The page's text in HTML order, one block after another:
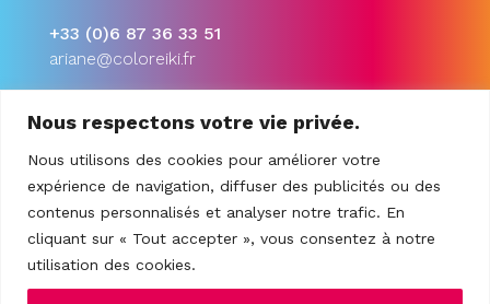
Nous respectons votre vie privée.
Nous utilisons des cookies pour améliorer votre
expérience de navigation, diffuser des publicités ou des
contenus personnalisés et analyser notre trafic. En
cliquant sur « Tout accepter », vous consentez à notre
utilisation des cookies.
+33 (0)6 87 36 33 51
ariane@coloreiki.fr
S’inscrire à la
newsletter
Je m'inscris